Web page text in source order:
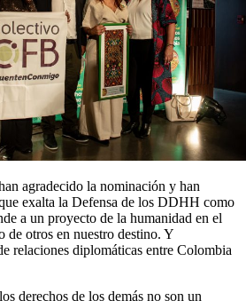
agradecido la nominación y han
exalta la Defensa de los DDHH como
a un proyecto de la humanidad en el
de otros en nuestro destino. Y
relaciones diplomáticas entre Colombia
derechos de los demás no son un